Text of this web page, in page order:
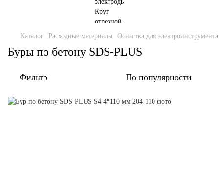
Каталог Расходные материалы Оснастка для электроинструмента
Буры по бетону SDS-PLUS
Фильтр По популярности